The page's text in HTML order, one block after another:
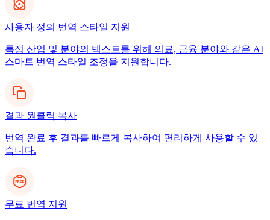
사용자 정의 번역 스타일 지원
특정 산업 및 분야의 텍스트를 위해 의료, 금융 분야와 같은 AI
스마트 번역 스타일 조정을 지원합니다.
결과 원클릭 복사
번역 완료 후 결과를 빠르게 복사하여 편리하게 사용할 수 있
습니다.
무료 번역 지원